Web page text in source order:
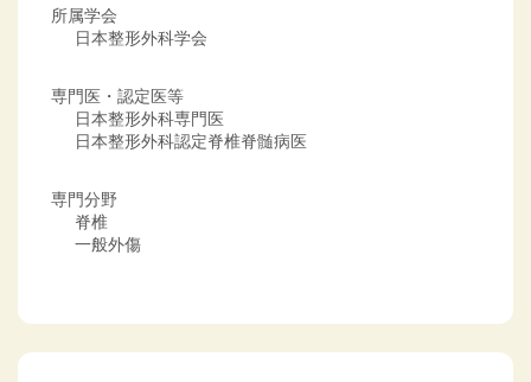
所属学会
日本整形外科学会
専門医・認定医等
日本整形外科専門医
日本整形外科認定脊椎脊髄病医
専門分野
脊椎
一般外傷